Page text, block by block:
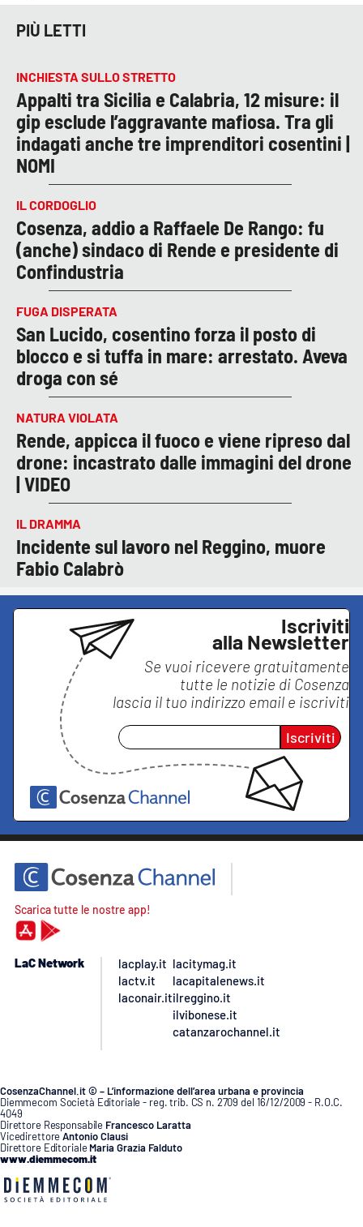
PIÙ LETTI
INCHIESTA SULLO STRETTO
Appalti tra Sicilia e Calabria, 12 misure: il
gip esclude l’aggravante mafiosa. Tra gli
indagati anche tre imprenditori cosentini |
NOMI
IL CORDOGLIO
Cosenza, addio a Raffaele De Rango: fu
(anche) sindaco di Rende e presidente di
Confindustria
FUGA DISPERATA
San Lucido, cosentino forza il posto di
blocco e si tuffa in mare: arrestato. Aveva
droga con sé
NATURA VIOLATA
Rende, appicca il fuoco e viene ripreso dal
drone: incastrato dalle immagini del drone
| VIDEO
IL DRAMMA
Incidente sul lavoro nel Reggino, muore
Fabio Calabrò
Iscriviti
alla Newsletter
Se vuoi ricevere gratuitamente
tutte le notizie di Cosenza
lascia il tuo indirizzo email e iscriviti
Iscriviti
Scarica tutte le nostre app!
LaC Network
lacplay.it
lactv.it
laconair.it
lacitymag.it
lacapitalenews.it
ilreggino.it
ilvibonese.it
catanzarochannel.it
CosenzaChannel.it © – L’informazione dell’area urbana e provincia
Diemmecom Società Editoriale - reg. trib. CS n. 2709 del 16/12/2009 - R.O.C.
4049
Direttore Responsabile Francesco Laratta
VicedirettoreAntonio Clausi
Direttore Editoriale Maria Grazia Falduto
www.diemmecom.it